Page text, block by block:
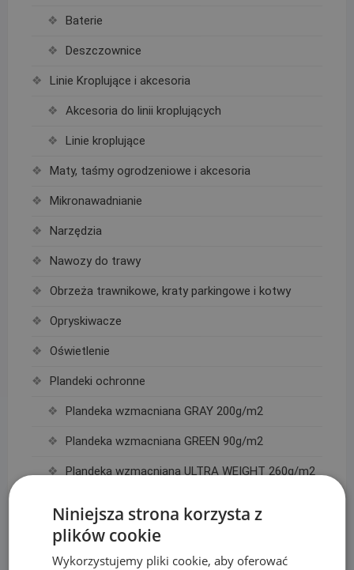
Baterie
Deszczownice
Linie Kroplujące i akcesoria
Akcesoria do linii kroplujących
Linie kroplujące
Maty, taśmy ogrodzeniowe i akcesoria
Mikronawadnianie
Narzędzia
Nawozy do trawy
Obrzeża trawnikowe, kraty parkingowe i kotwy
Opryskiwacze
Oświetlenie
Plandeki ochronne
Plandeka wzmacniana GRAY 200g/m2
Plandeka wzmacniana GREEN 90g/m2
Plandeka wzmacniana ULTRA WEIGHT 260g/m2
Podpory roślin
Pompy
Niniejsza strona korzysta z
plików cookie
Wykorzystujemy pliki cookie, aby oferować